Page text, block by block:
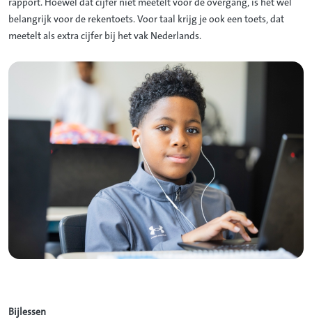
rapport. Hoewel dat cijfer niet meetelt voor de overgang, is het wel
belangrijk voor de rekentoets. Voor taal krijg je ook een toets, dat
meetelt als extra cijfer bij het vak Nederlands.
Bijlessen